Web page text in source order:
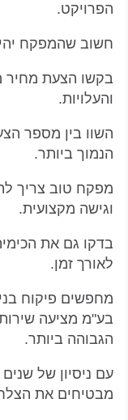
הפרויקט.
חשוב שהמפקח
בקשו הצעת מחיר
והעלויות.
השוו בין מספר
הנמוך ביותר.
מפקח טוב צריך
וגישה מקצועית.
בדקו גם את
לאורך זמן.
מחפשים פיקוח
בע"מ מציעה
הגבוהה ביותר.
עם ניסיון של
מבטיחים את